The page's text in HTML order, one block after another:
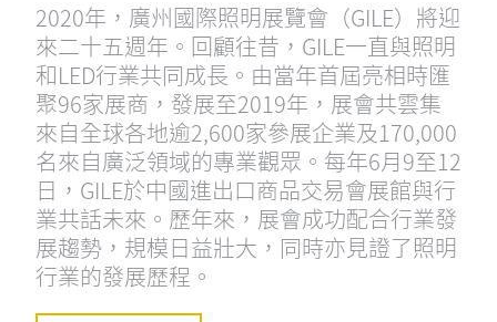
2020年，廣州國際照明展覽會（GILE）將迎
來二十五週年。回顧往昔，GILE一直與照明
和LED行業共同成長。由當年首屆亮相時匯
聚96家展商，發展至2019年，展會共雲集
來自全球各地逾2,600家參展企業及170,000
名來自廣泛領域的專業觀眾。每年6月9至12
日，GILE於中國進出口商品交易會展館與行
業共話未來。歷年來，展會成功配合行業發
展趨勢，規模日益壯大，同時亦見證了照明
行業的發展歷程。